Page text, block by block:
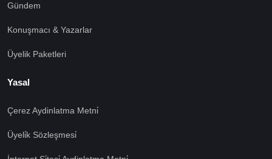
Gündem
Konuşmacı & Yazarlar
Üyelik Paketleri
Yasal
Çerez Aydinlatma Metni̇
Üyeli̇k Sözleşmesi̇